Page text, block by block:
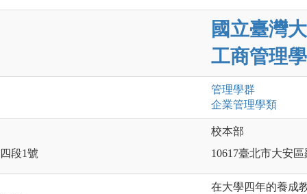
國立臺灣
工商管理
管理學群
企業管理學類
段1號
校本部
10617臺北市大安
在大學四年的養成